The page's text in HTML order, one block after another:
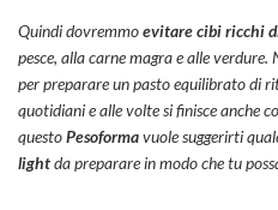
Quindi dovremmoevitare cibi ricchi
pesce, alla carne magra e alle
per preparare un pasto equilibrato di
quotidiani e alle volte si finisce anche
questoPesoformavuole suggerirti
lightda preparare in modo che tu